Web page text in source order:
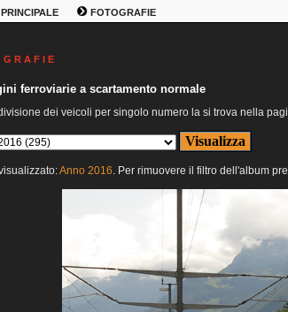
FOTOGRAFIE
G R A F I E
ferroviarie a scartamento normale
dei veicoli per singolo numero la si trova nella
Anno 2016. Per rimuovere il filtro dell'album